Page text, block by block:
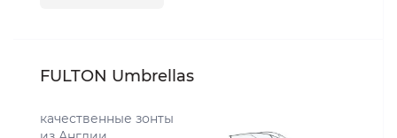
FULTON Umbrellas
качественные зонты